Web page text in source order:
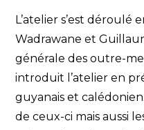
L’atelier s’est déroulé
Wadrawane et
générale des outre-
introduit l’atelier en
guyanais et
de ceux-ci mais aussi